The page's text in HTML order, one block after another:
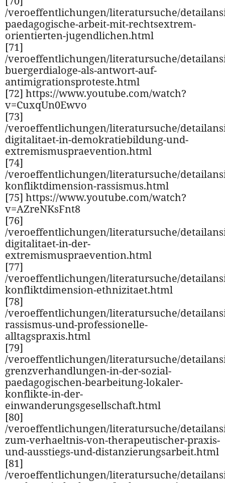
/veroeffentlichungen/literatursuche/
paedagogische-arbeit-mit-rechtsextrem-
orientierten-jugendlichen.html
[71]
/veroeffentlichungen/literatursuche/
buergerdialoge-als-antwort-auf-
antimigrationsproteste.html
[72] https://www.youtube.com/watch?
v=CuxqUn0Ewvo
[73]
/veroeffentlichungen/literatursuche/
digitalitaet-in-demokratiebildung-und-
extremismuspraevention.html
[74]
/veroeffentlichungen/literatursuche/
konfliktdimension-rassismus.html
[75] https://www.youtube.com/watch?
v=AZreNKsFnt8
[76]
/veroeffentlichungen/literatursuche/
digitalitaet-in-der-
extremismuspraevention.html
[77]
/veroeffentlichungen/literatursuche/
konfliktdimension-ethnizitaet.html
[78]
/veroeffentlichungen/literatursuche/
rassismus-und-professionelle-
alltagspraxis.html
[79]
/veroeffentlichungen/literatursuche/
grenzverhandlungen-in-der-sozial-
paedagogischen-bearbeitung-lokaler-
konflikte-in-der-
einwanderungsgesellschaft.html
[80]
/veroeffentlichungen/literatursuche/
zum-verhaeltnis-von-therapeutischer-praxis-
und-ausstiegs-und-distanzierungsarbeit.html
[81]
/veroeffentlichungen/literatursuche/